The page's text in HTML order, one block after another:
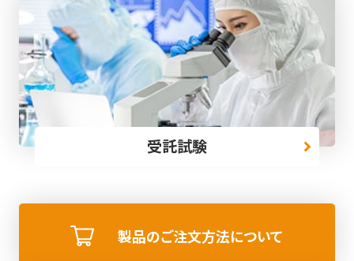
受託試験
製品のご注文方法について